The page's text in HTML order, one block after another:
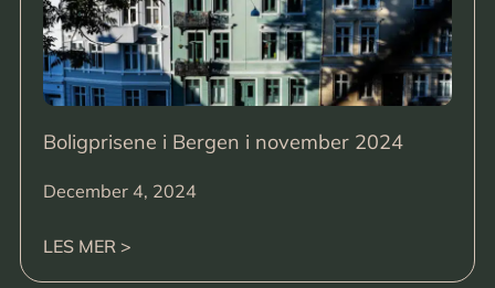
Boligprisene i Bergen i november 2024
December 4, 2024
LES MER >